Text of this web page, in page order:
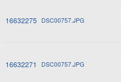
16632275 DSC00757.JPG
16632271 DSC00757.JPG